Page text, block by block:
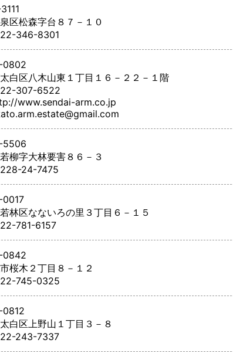
区松森字台８７－１０
346-8301
0802
白区八木山東１丁目１６－２２－１階
307-6522
www.sendai-arm.co.jp
5506
柳字大林要害８６－３
24-7475
林区なないろの里３丁目６－１５
781-6157
0842
桜木２丁目８－１２
745-0325
白区上野山１丁目３－８
243-7337